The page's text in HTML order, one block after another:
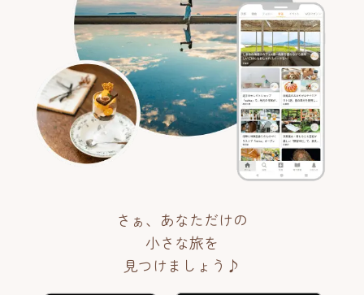
さぁ、あなただけの
小さな旅を
見つけましょう♪